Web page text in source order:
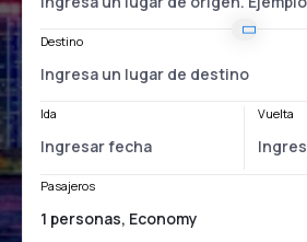
Destino
Ida Vuelta
Pasajeros